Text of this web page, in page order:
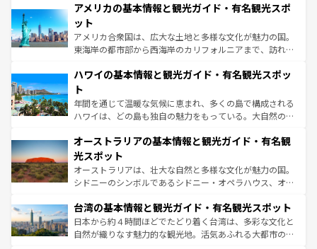
ンツ一覧を参照してほしい。
の建物がそのまま残る町や、スイスならではのユニークな
博物館もあり、アルプス観光だけでなく町歩きも満喫する
ことができる。国民の所得が高いため物価も高いが、旅行
者向けの交通パス提供のサービスもあり、うまく活用すれ
着のスイス情報はコンテンツ一覧を参照してほしい。
アメリカの基本情報と観光ガイド・有名観光スポ
ット
アメリカ合衆国は、広大な土地と多様な文化が魅力の国。
東海岸の都市部から西海岸のカリフォルニアまで、訪れる
のような巨大都市は、観光、ショッピング、エンターテイ
ンメントが詰まった刺激的なスポットだ。一方、アメリカ
西部には大自然が広がり、グランドキャニオンやイエロー
ストーン国立公園といった絶景が堪能できる。さらに、南
文化が魅力。旅行者はアメリカの各地域で異なる魅力を楽
しみながら、その多様性と豊かな歴史を感じることができ
るだろう。車でのロードトリップや列車の旅も、アメリカ
ならではの贅沢な旅のスタイルだ。 なお、新着のアメリカ
情報は コンテンツ一覧 を参照してほしい。
ハワイの基本情報と観光ガイド・有名観光スポッ
ト
年間を通じて温暖な気候に恵まれ、多くの島で構成される
ハワイは、どの島も独自の魅力をもっている。大自然の神
ワイ島は見逃せない。また、定番の観光地といえばオアフ
島だが、静かな自然を求めるならマウイ島やカウアイ島が
おすすめ。エメラルドグリーンに輝く海をはじめ、豊かな
文化や歴史が息づいている。「アロハスピリット」と呼ば
人々、おいしいローカルフードやハワイアンミュージッ
ク、伝統的なフラダンスなど、すべてがハワイの魅力を彩
っている。訪れるたびに新しい発見と感動が待っているハ
オーストラリアの基本情報と観光ガイド・有名観
光スポット
オーストラリアは、壮大な自然と多様な文化が魅力の国。
シドニーのシンボルであるシドニー・オペラハウス、オー
リアリーフや大陸中央部にそびえるウルル（エアーズロッ
ク）、タスマニアの美しい原生林やケアンズの熱帯雨林な
ど、見どころがたくさん。また、カフェやワイン、オージ
台湾の基本情報と観光ガイド・有名観光スポット
日本から約４時間ほどでたどり着く台湾は、多彩な文化と
自然が織りなす魅力的な観光地。活気あふれる大都市の台